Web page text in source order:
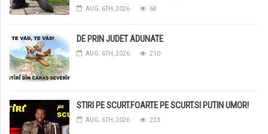
AUG. 6TH, 2026 68
DE PRIN JUDET ADUNATE
AUG. 6TH, 2026 210
STIRI PE SCURT.FOARTE PE SCURT.SI PUTIN UMOR!
AUG. 6TH, 2026 223